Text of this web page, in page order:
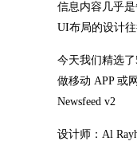
信息内容几乎
UI布局的设计
今天我们精选
做移动 APP 或
Newsfeed v2
设计师：Al